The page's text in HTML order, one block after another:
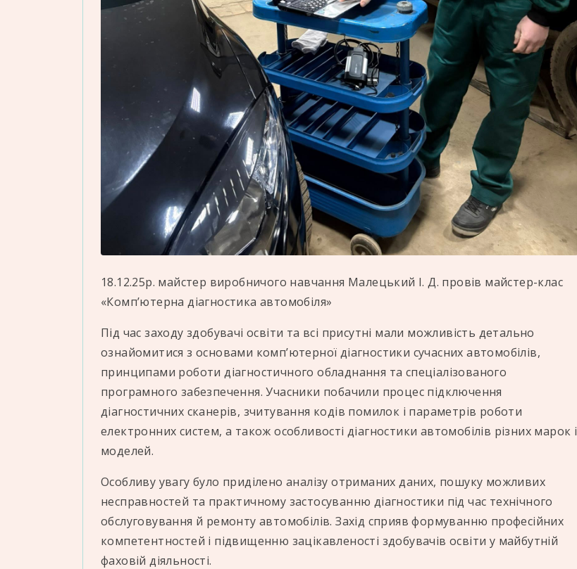
18.12.25р. майстер виробничого навчання Малецький І. Д. провів майстер-клас
«Комп’ютерна діагностика автомобіля»
Під час заходу здобувачі освіти та всі присутні мали можливість детально
ознайомитися з основами комп’ютерної діагностики сучасних автомобілів,
принципами роботи діагностичного обладнання та спеціалізованого
програмного забезпечення. Учасники побачили процес підключення
діагностичних сканерів, зчитування кодів помилок і параметрів роботи
електронних систем, а також особливості діагностики автомобілів різних марок і
моделей.
Особливу увагу було приділено аналізу отриманих даних, пошуку можливих
несправностей та практичному застосуванню діагностики під час технічного
обслуговування й ремонту автомобілів. Захід сприяв формуванню професійних
компетентностей і підвищенню зацікавленості здобувачів освіти у майбутній
фаховій діяльності.